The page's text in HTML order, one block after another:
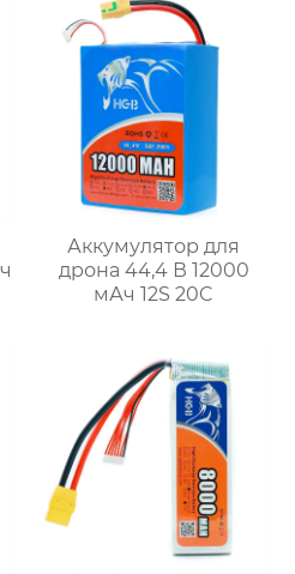
Аккумулятор для
дрона 44,4 В 12000
мАч 12S 20C